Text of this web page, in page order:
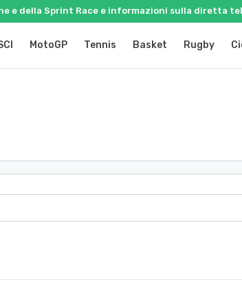
e della Sprint Race e informazioni sulla diretta
MotoGP Tennis Basket Rugby